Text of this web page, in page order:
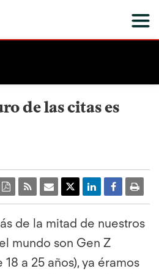
de las citas es
de la mitad de nuestros
mundo son Gen Z
a 25 años), ya éramos